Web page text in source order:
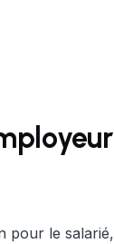
pour le